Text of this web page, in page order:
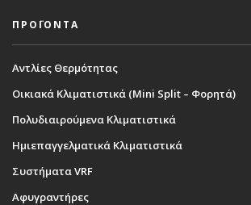
ΠΡΟΪΟΝΤΑ
Αντλίες Θερμότητας
Οικιακά Κλιματιστικά (Mini Split – Φορητά)
Πολυδιαιρούμενα Κλιματιστικά
Ημιεπαγγελματικά Κλιματιστικά
Συστήματα VRF
Αφυγραντήρες